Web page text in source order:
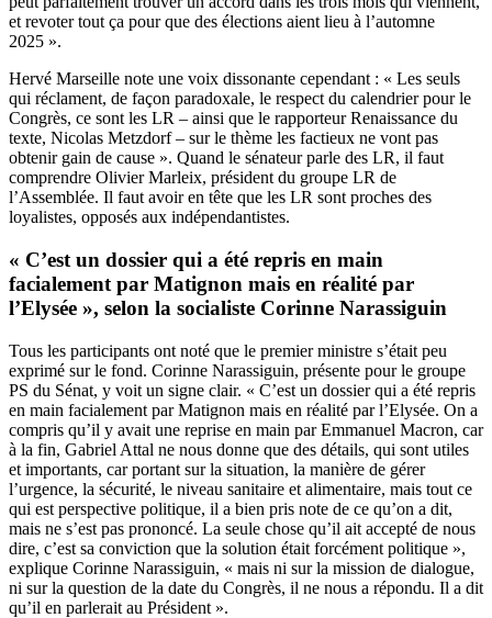
et revoter tout ça pour que des élections aient lieu à l’automne
2025 ».
Hervé Marseille note une voix dissonante cependant : « Les seuls
qui réclament, de façon paradoxale, le respect du calendrier pour le
Congrès, ce sont les LR – ainsi que le rapporteur Renaissance du
texte, Nicolas Metzdorf – sur le thème les factieux ne vont pas
obtenir gain de cause ». Quand le sénateur parle des LR, il faut
comprendre Olivier Marleix, président du groupe LR de
l’Assemblée. Il faut avoir en tête que les LR sont proches des
loyalistes, opposés aux indépendantistes.
« C’est un dossier qui a été repris en main
facialement par Matignon mais en réalité par
l’Elysée », selon la socialiste Corinne Narassiguin
Tous les participants ont noté que le premier ministre s’était peu
exprimé sur le fond. Corinne Narassiguin, présente pour le groupe
PS du Sénat, y voit un signe clair. « C’est un dossier qui a été repris
en main facialement par Matignon mais en réalité par l’Elysée. On a
compris qu’il y avait une reprise en main par Emmanuel Macron, car
à la fin, Gabriel Attal ne nous donne que des détails, qui sont utiles
et importants, car portant sur la situation, la manière de gérer
l’urgence, la sécurité, le niveau sanitaire et alimentaire, mais tout ce
qui est perspective politique, il a bien pris note de ce qu’on a dit,
mais ne s’est pas prononcé. La seule chose qu’il ait accepté de nous
dire, c’est sa conviction que la solution était forcément politique »,
explique Corinne Narassiguin, « mais ni sur la mission de dialogue,
ni sur la question de la date du Congrès, il ne nous a répondu. Il a dit
qu’il en parlerait au Président ».